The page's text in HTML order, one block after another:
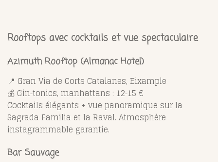
Rooftops avec cocktails et vue spectaculaire
Azimuth Rooftop (Almanac Hotel)
📍 Gran Via de Corts Catalanes, Eixample
💰 Gin‑tonics, manhattans : 12‑15 €
Cocktails élégants + vue panoramique sur la
Sagrada Familia et la Raval. Atmosphère
instagrammable garantie.
Bar Sauvage